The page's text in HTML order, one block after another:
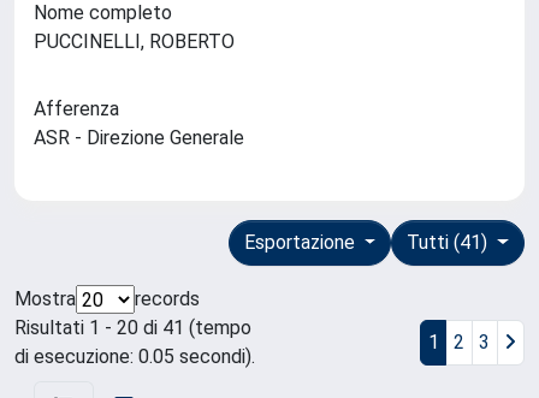
Nome completo
PUCCINELLI, ROBERTO
Afferenza
ASR - Direzione Generale
Tutti (41)
Esportazione
Mostra
records
Risultati 1 - 20 di 41 (tempo
di esecuzione: 0.05 secondi).
1 2 3